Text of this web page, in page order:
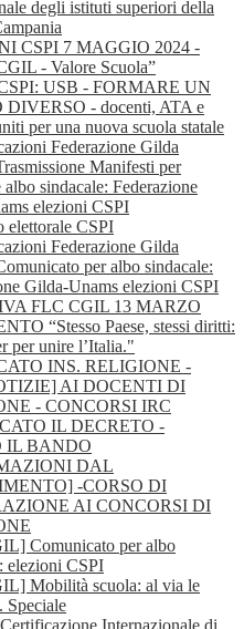
degli istituti superiori della
CSPI 7 MAGGIO 2024 -
- Valore Scuola”
USB - FORMARE UN
- docenti, ATA e
per una nuova scuola statale
Federazione Gilda
Manifesti per
albo sindacale: Federazione
elezioni CSPI
elettorale CSPI
Federazione Gilda
per albo sindacale:
Gilda-Unams elezioni CSPI
FLC CGIL 13 MARZO
“Stesso Paese, stessi diritti:
per unire l’Italia."
INS. RELIGIONE -
AI DOCENTI DI
- CONCORSI IRC
IL DECRETO -
IL BANDO
DAL
-CORSO DI
AI CONCORSI DI
Comunicato per albo
elezioni CSPI
Mobilità scuola: al via le
Speciale